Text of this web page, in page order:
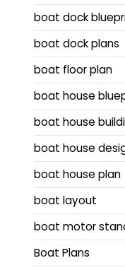
boat dock
boat dock plans
boat floor plan
boat house
boat house
boat house
boat house plan
boat layout
boat motor
Boat Plans